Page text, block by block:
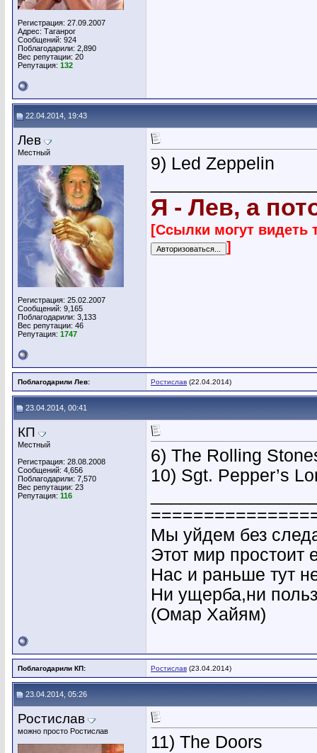
Регистрация: 27.09.2007
Адрес: Таганрог
Сообщений: 924
Поблагодарили: 2,890
Вес репутации: 20
Репутация: 132
22.04.2014, 19:43
Лев
Местный
Регистрация: 25.02.2007
Сообщений: 9,165
Поблагодарили: 3,133
Вес репутации: 46
Репутация: 1747
9) Led Zeppelin
Я - Лев, а
[Ссылки могут видеть
]
Поблагодарили Лев: Ростислав (22.04.2014)
23.04.2014, 00:41
КП
Местный
Регистрация: 28.08.2008
Сообщений: 4,656
Поблагодарили: 7,570
Вес репутации: 23
Репутация: 116
6) The Rolling
10) Sgt. Pepper’s
Мы уйдем без
Этот мир простоит
Нас и раньше тут
Ни ущерба,ни
(Омар Хайям)
Поблагодарили КП: Ростислав (23.04.2014)
23.04.2014, 05:26
Ростислав
можно просто Ростислав
11) The Doors